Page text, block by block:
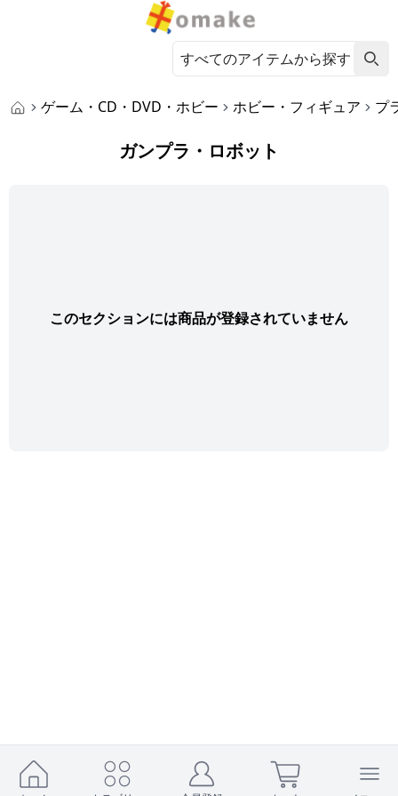
ゲーム・CD・DVD・ホビー ホビー・フィギュア プ
ガンプラ・ロボット
このセクションには商品が登録されていません